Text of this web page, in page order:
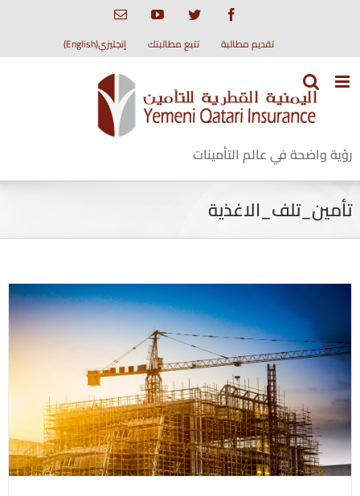
Facebook
Twitter
YouTube
Email
تقديم مطالبة تتبع مطالبتك إنجليزي(English)
رؤية واضحة في عالم التأمينات
تأمين_تلف_الاغذية